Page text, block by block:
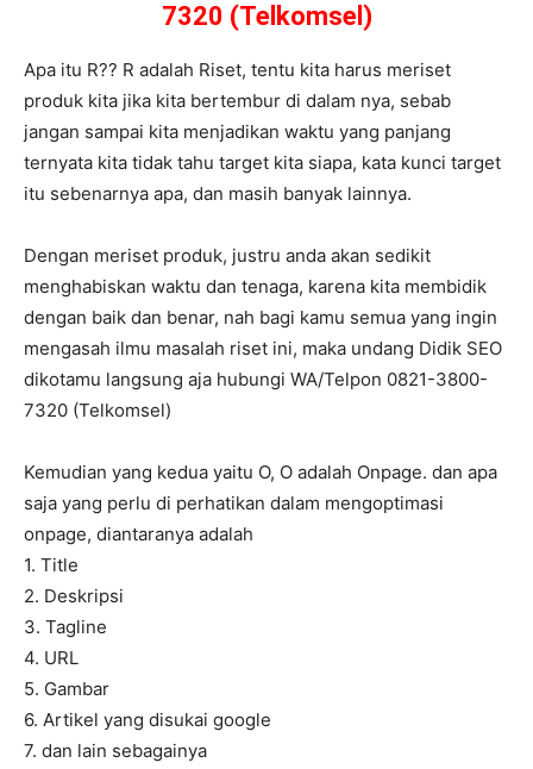
7320 (Telkomsel)
Apa itu R?? R adalah Riset, tentu kita harus meriset
produk kita jika kita bertembur di dalam nya, sebab
jangan sampai kita menjadikan waktu yang panjang
ternyata kita tidak tahu target kita siapa, kata kunci target
itu sebenarnya apa, dan masih banyak lainnya.
Dengan meriset produk, justru anda akan sedikit
menghabiskan waktu dan tenaga, karena kita membidik
dengan baik dan benar, nah bagi kamu semua yang ingin
mengasah ilmu masalah riset ini, maka undang Didik SEO
dikotamu langsung aja hubungi WA/Telpon 0821-3800-
7320 (Telkomsel)
Kemudian yang kedua yaitu O, O adalah Onpage. dan apa
saja yang perlu di perhatikan dalam mengoptimasi
onpage, diantaranya adalah
1. Title
2. Deskripsi
3. Tagline
4. URL
5. Gambar
6. Artikel yang disukai google
7. dan lain sebagainya